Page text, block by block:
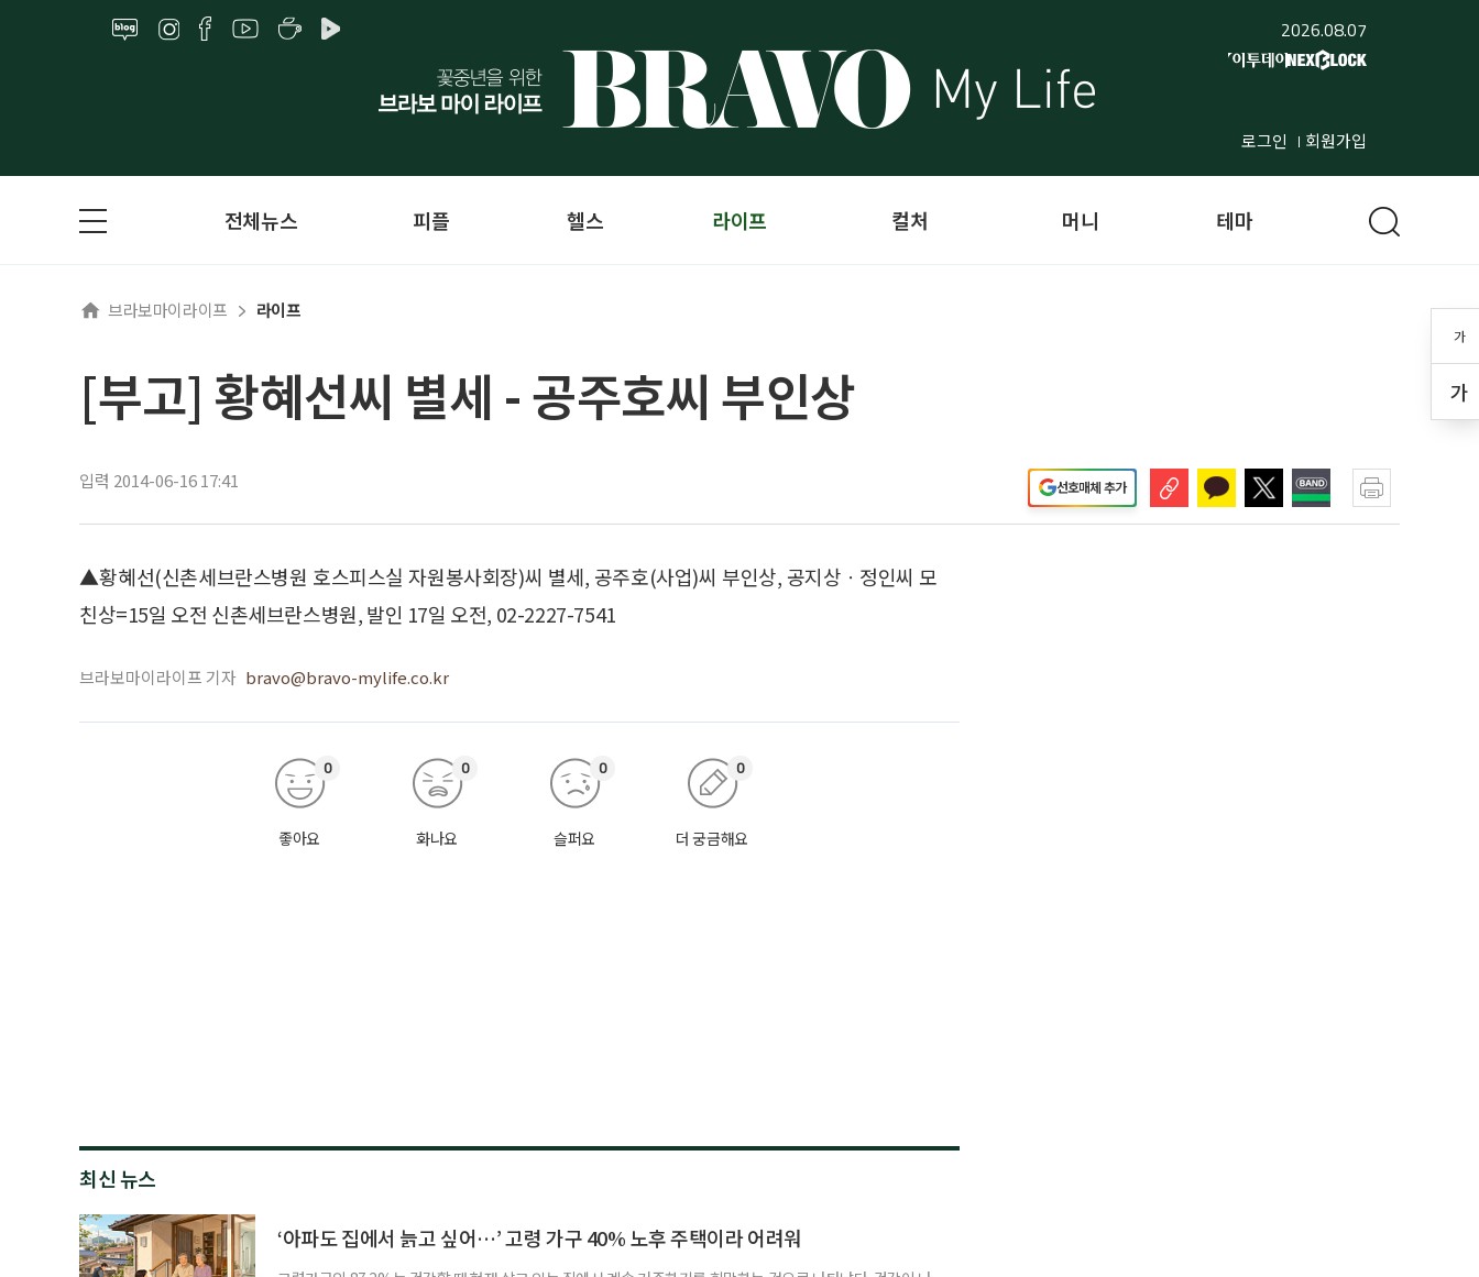
2026.08.07
로그인 회원가입
가
가
전체뉴스 피플 헬스 라이프 컬처 머니 테마
브라보마이라이프 라이프
[부고] 황혜선씨 별세 - 공주호씨 부인상
입력 2014-06-16 17:41 선호매체 추가
▲황혜선(신촌세브란스병원 호스피스실 자원봉사회장)씨 별세, 공주호(사업)씨 부인상, 공지상ㆍ정인씨 모
친상=15일 오전 신촌세브란스병원, 발인 17일 오전, 02-2227-7541
브라보마이라이프 기자 bravo@bravo-mylife.co.kr
좋아요
0
화나요
0
슬퍼요
0
더 궁금해요
0
최신 뉴스
‘아파도 집에서 늙고 싶어…’ 고령 가구 40% 노후 주택이라 어려워